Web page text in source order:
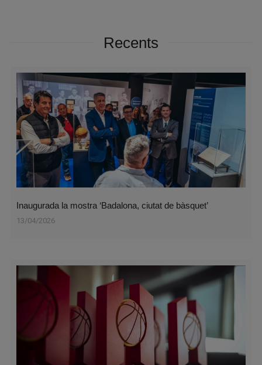
Recents
Inaugurada la mostra ‘Badalona, ciutat de bàsquet’
13/04/2026